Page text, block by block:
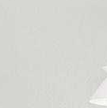
Смакові